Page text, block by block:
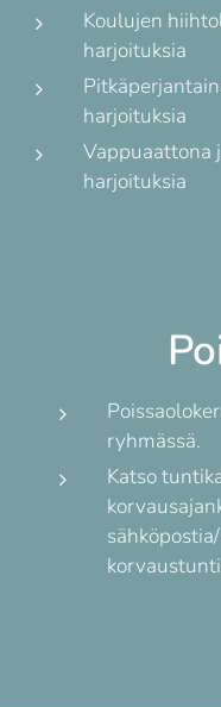
Koulujen
harjoituksia
harjoituksia
Vappuaattona
harjoituksia
ryhmässä.
Katso